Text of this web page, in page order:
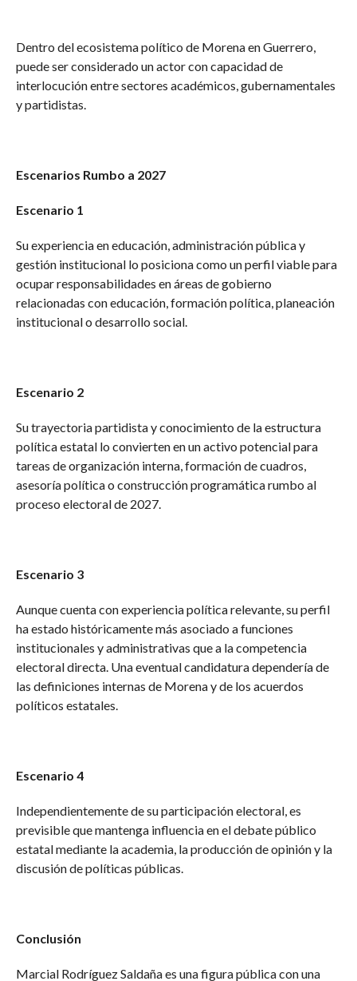
Dentro del ecosistema político de Morena en Guerrero,
puede ser considerado un actor con capacidad de
interlocución entre sectores académicos, gubernamentales
y partidistas.
Escenarios Rumbo a 2027
Escenario 1
Su experiencia en educación, administración pública y
gestión institucional lo posiciona como un perfil viable para
ocupar responsabilidades en áreas de gobierno
relacionadas con educación, formación política, planeación
institucional o desarrollo social.
Escenario 2
Su trayectoria partidista y conocimiento de la estructura
política estatal lo convierten en un activo potencial para
tareas de organización interna, formación de cuadros,
asesoría política o construcción programática rumbo al
proceso electoral de 2027.
Escenario 3
Aunque cuenta con experiencia política relevante, su perfil
ha estado históricamente más asociado a funciones
institucionales y administrativas que a la competencia
electoral directa. Una eventual candidatura dependería de
las definiciones internas de Morena y de los acuerdos
políticos estatales.
Escenario 4
Independientemente de su participación electoral, es
previsible que mantenga influencia en el debate público
estatal mediante la academia, la producción de opinión y la
discusión de políticas públicas.
Conclusión
Marcial Rodríguez Saldaña es una figura pública con una